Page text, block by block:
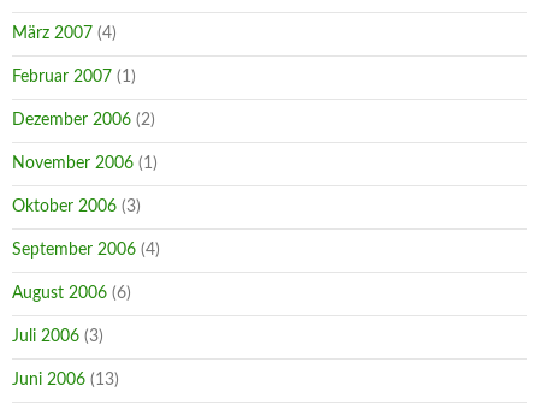
März 2007 (4)
Februar 2007 (1)
Dezember 2006 (2)
November 2006 (1)
Oktober 2006 (3)
September 2006 (4)
August 2006 (6)
Juli 2006 (3)
Juni 2006 (13)